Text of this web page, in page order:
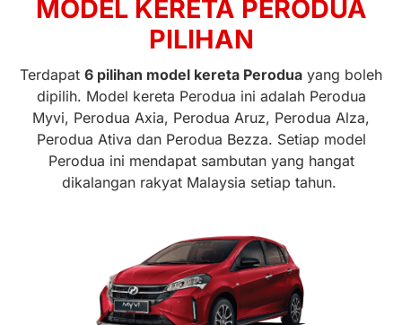
MODEL KERETA PERODUA
PILIHAN
Terdapat 6 pilihan model kereta Perodua yang boleh
dipilih. Model kereta Perodua ini adalah Perodua
Myvi, Perodua Axia, Perodua Aruz, Perodua Alza,
Perodua Ativa dan Perodua Bezza. Setiap model
Perodua ini mendapat sambutan yang hangat
dikalangan rakyat Malaysia setiap tahun.